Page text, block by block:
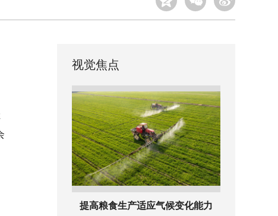
视觉焦点
提高粮食生产适应气候变化能力